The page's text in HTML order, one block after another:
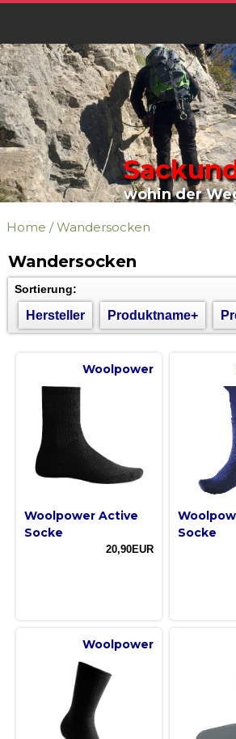
wohin der
Home /Wandersocken
Wandersocken
Sortierung:
Hersteller Produktname+
Woolpower
Woolpower Active
Socke
20,90EUR
Socke
Woolpower